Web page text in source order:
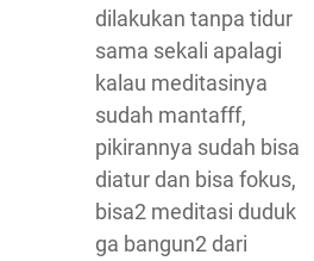
dilakukan tanpa tidur
sama sekali apalagi
kalau meditasinya
sudah mantafff,
pikirannya sudah bisa
diatur dan bisa fokus,
bisa2 meditasi duduk
ga bangun2 dari